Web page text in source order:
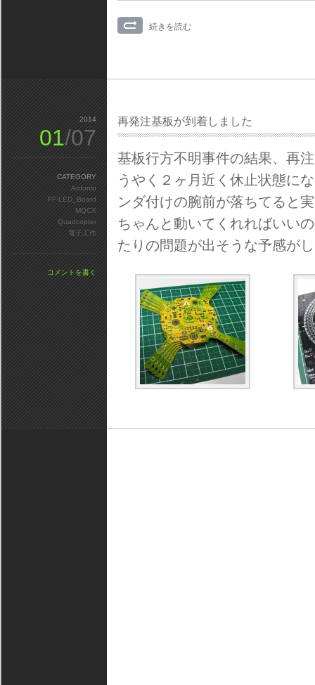
続きを読む
再発注基板が到着しました
基板行方不明事件の結果、再
うやく２ヶ月近く休止状態に
ンダ付けの腕前が落ちてると
ちゃんと動いてくれればいい
たりの問題が出そうな予感が
2014
01/07
CATEGORY
Ardunio
FF-LED_Board
MQCX
Quadcopter
電子工作
コメントを書く